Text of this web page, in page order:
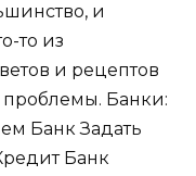
и
то из
и рецептов
Банки:
Банк Задать
Банк